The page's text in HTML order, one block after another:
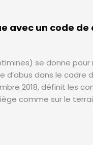
avec un code
se donne
dans le cadre
2018, définit les
comme sur le
engagement
conduite
clair et
rigoureux
Une
pour